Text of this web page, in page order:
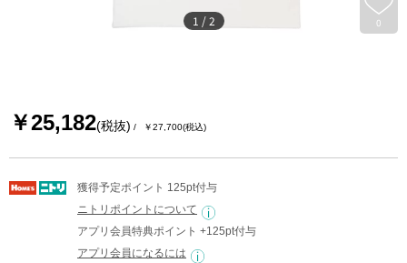
0
1 /2
￥25,182(税抜) ￥27,700(税込)
獲得予定ポイント 125pt付与
ニトリポイントについて
アプリ会員特典ポイント +125pt付与
アプリ会員になるには